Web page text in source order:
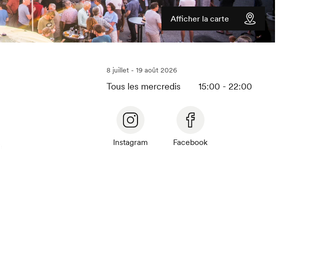
Afficher la carte
8 juillet - 19 août 2026
Tous les mercredis 15:00 - 22:00
Instagram Facebook